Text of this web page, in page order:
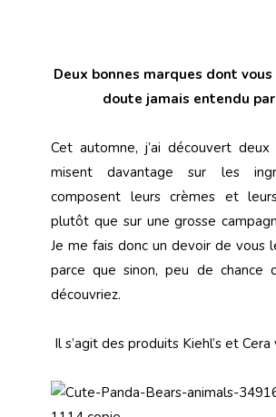
Deux bonnes marques dont vous
doute jamais entendu
Cet automne, j’ai découvert deux
misent davantage sur les
composent leurs crèmes et
plutôt que sur une grosse
Je me fais donc un devoir de vous
parce que sinon, peu de chance
découvriez.
Il s’agit des produits Kiehl’s et Cera